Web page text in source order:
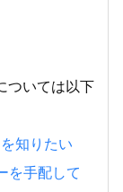
ついては以下
知りたい
を手配して